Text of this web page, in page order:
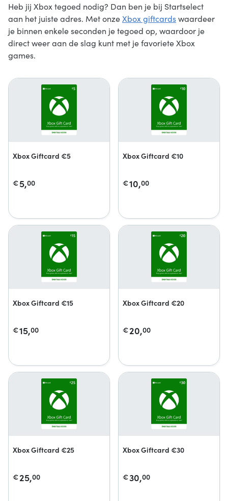
Heb jij Xbox tegoed nodig? Dan ben je bij Startselect
aan het juiste adres. Met onzeXbox giftcardswaardeer
je binnen enkele seconden je tegoed op, waardoor je
direct weer aan de slag kunt met je favoriete Xbox
games.
Xbox Giftcard €5
€5,00
Xbox Giftcard €10
€10,00
Xbox Giftcard €15
€15,00
Xbox Giftcard €20
€20,00
Xbox Giftcard €25
€25,00
Xbox Giftcard €30
€30,00